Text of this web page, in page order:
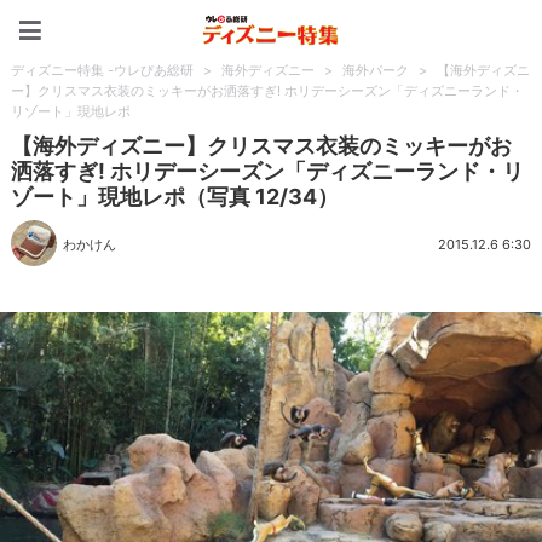
ディズニー特集 -ウレぴあ総研 > 海外ディズニー > 海外パーク >
【海外ディズニ
ー】クリスマス衣装のミッキーがお洒落すぎ! ホリデーシーズン「ディズニーランド・
リゾート」現地レポ
【海外ディズニー】クリスマス衣装のミッキーがお
洒落すぎ! ホリデーシーズン「ディズニーランド・リ
ゾート」現地レポ（写真 12/34）
わかけん 2015.12.6 6:30